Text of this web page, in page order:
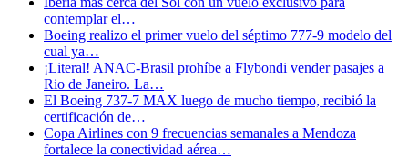
contemplar el…
Boeing realizo el primer vuelo del séptimo 777-9 modelo del
cual ya…
¡Literal! ANAC-Brasil prohíbe a Flybondi vender pasajes a
Rio de Janeiro. La…
El Boeing 737-7 MAX luego de mucho tiempo, recibió la
certificación de…
Copa Airlines con 9 frecuencias semanales a Mendoza
fortalece la conectividad aérea…